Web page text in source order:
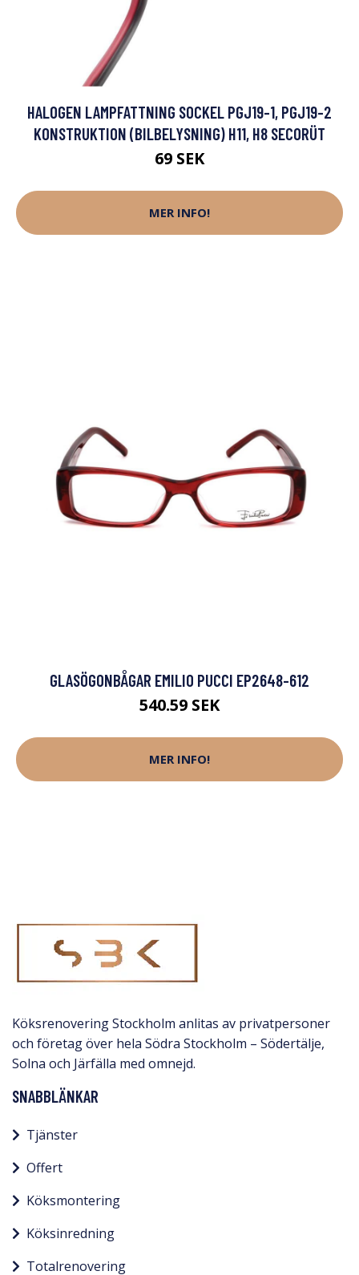
HALOGEN LAMPFATTNING SOCKEL PGJ19-1, PGJ19-2
KONSTRUKTION (BILBELYSNING) H11, H8 SECORÜT
69 SEK
MER INFO!
GLASÖGONBÅGAR EMILIO PUCCI EP2648-612
540.59 SEK
MER INFO!
Köksrenovering Stockholm anlitas av privatpersoner
och företag över hela Södra Stockholm – Södertälje,
Solna och Järfälla med omnejd.​
SNABBLÄNKAR
Tjänster
Offert
Köksmontering
Köksinredning
Totalrenovering